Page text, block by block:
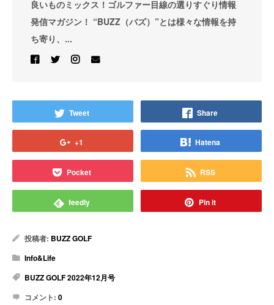
良いものミックス！ゴルファー目線の選りすぐり情報
発信マガジン！ “BUZZ（バズ）”とは様々な情報を持
ち寄り、...
Tweet Share
+1 Hatena
Pocket RSS
feedly Pin it
投稿者: BUZZ GOLF
Info&Life
BUZZ GOLF 2022年12月号
コメント: 0